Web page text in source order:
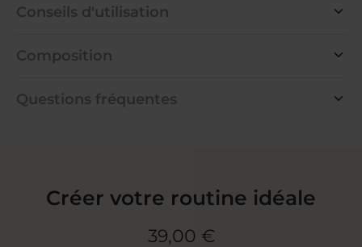
Conseils d'utilisation
Composition
Questions fréquentes
Créer votre routine idéale
39,00 €